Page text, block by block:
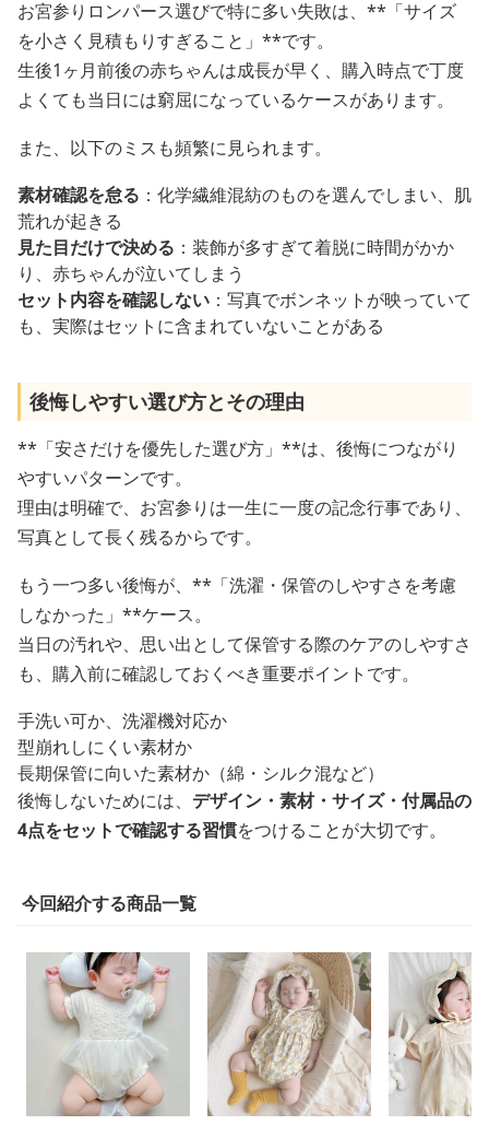
お宮参りロンパース選びで特に多い失敗は、**「サイズ
を小さく見積もりすぎること」**です。
生後1ヶ月前後の赤ちゃんは成長が早く、購入時点で丁度
よくても当日には窮屈になっているケースがあります。
また、以下のミスも頻繁に見られます。
素材確認を怠る ：化学繊維混紡のものを選んでしまい、肌
荒れが起きる
見た目だけで決める ：装飾が多すぎて着脱に時間がかか
り、赤ちゃんが泣いてしまう
セット内容を確認しない ：写真でボンネットが映っていて
も、実際はセットに含まれていないことがある
後悔しやすい選び方とその理由
**「安さだけを優先した選び方」**は、後悔につながり
やすいパターンです。
理由は明確で、お宮参りは一生に一度の記念行事であり、
写真として長く残るからです。
もう一つ多い後悔が、**「洗濯・保管のしやすさを考慮
しなかった」**ケース。
当日の汚れや、思い出として保管する際のケアのしやすさ
も、購入前に確認しておくべき重要ポイントです。
手洗い可か、洗濯機対応か
型崩れしにくい素材か
長期保管に向いた素材か（綿・シルク混など）
後悔しないためには、 デザイン・素材・サイズ・付属品の
4点をセットで確認する習慣をつけることが大切です。
今回紹介する商品一覧